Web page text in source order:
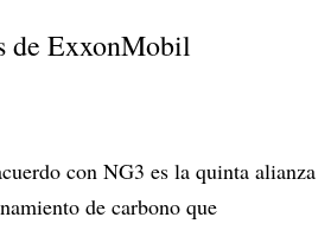
de ExxonMobil
con NG3 es la quinta alianza
de carbono que